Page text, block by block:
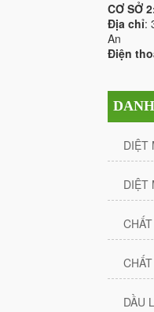
CƠ SỞ
Địa chỉ:
An
Điện
DIỆT
DIỆT
DẦU